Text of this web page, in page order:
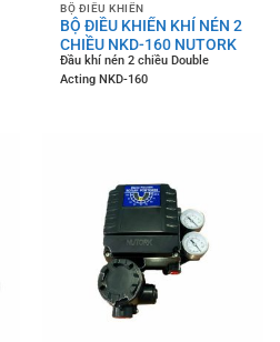
BỘ ĐIỀU KHIỂN
BỘ ĐIỀU KHIỂN KHÍ NÉN 2
CHIỀU NKD-160 NUTORK
Đầu khí nén 2 chiều Double
Acting NKD-160